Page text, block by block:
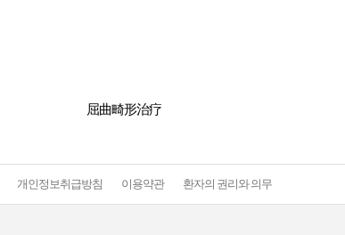
屈曲畸形治疗
개인정보취급방침 이용약관 환자의 권리와 의무